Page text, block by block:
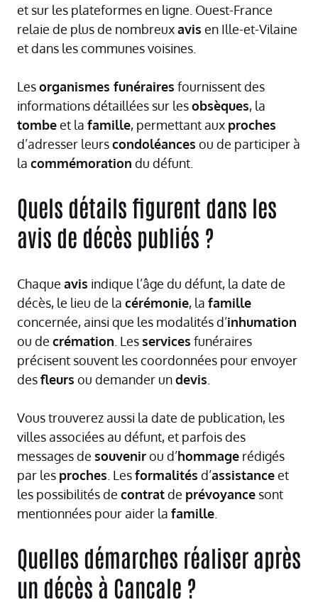
et sur les plateformes en ligne. Ouest-France
relaie de plus de nombreuxavis en Ille-et-Vilaine
et dans les communes voisines.
Lesorganismes funéraires fournissent des
informations détaillées sur lesobsèques, la
tombeet la famille, permettant aux proches
d’adresser leurscondoléances ou de participer à
la commémoration du défunt.
Quels détails figurent dans les
avis de décès publiés ?
Chaque avis indique l’âge du défunt, la date de
décès, le lieu de la cérémonie, la famille
concernée, ainsi que les modalités d’inhumation
ou de crémation . Les services funéraires
précisent souvent les coordonnées pour envoyer
desfleurs ou demander undevis
Vous trouverez aussi la date de publication, les
villes associées au défunt, et parfois des
messages de souvenirou d’hommage rédigés
par les proches . Lesformalités d’assistanceet
les possibilités de contratde prévoyance sont
mentionnées pour aider la famille
Quelles démarches réaliser après
un décès à Cancale ?